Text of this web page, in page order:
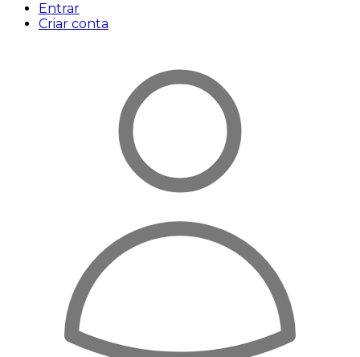
Entrar
Criar conta